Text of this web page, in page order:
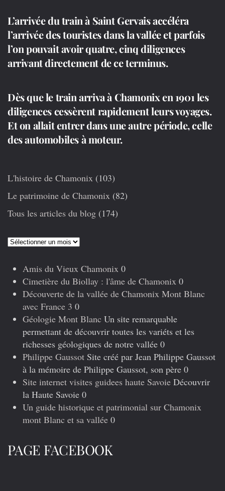
L’arrivée du train à Saint Gervais accéléra
l’arrivée des touristes dans la vallée et parfois
l’on pouvait avoir quatre, cinq diligences
arrivant directement de ce terminus.
Dès que le train arriva à Chamonix en 1901 les
diligences cessèrent rapidement leurs voyages.
Et on allait entrer dans une autre période, celle
des automobiles à moteur.
L'histoire de Chamonix (103)
Le patrimoine de Chamonix (82)
Tous les articles du blog (174)
Articles
Amis du Vieux Chamonix 0
Cimetière du Biollay : l'âme de Chamonix 0
Découverte de la vallée de Chamonix Mont Blanc
avec France 3 0
Géologie Mont Blanc Un site remarquable
permettant de découvrir toutes les variéts et les
richesses géologiques de notre vallée 0
Philippe Gaussot Site créé par Jean Philippe Gaussot
à la mémoire de Philippe Gaussot, son père 0
Site internet visites guidees haute Savoie Découvrir
la Haute Savoie 0
Un guide historique et patrimonial sur Chamonix
mont Blanc et sa vallée 0
PAGE FACEBOOK